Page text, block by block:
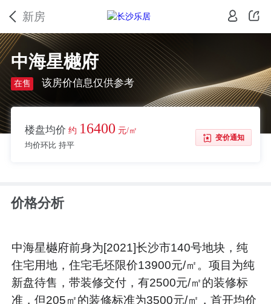
新房
中海星樾府
在售 该房价信息仅供参考
楼盘均价 约 16400 元/㎡
均价环比 持平
变价通知
价格分析
中海星樾府前身为[2021]长沙市140号地块，纯
住宅用地，住宅毛坯限价13900元/㎡。项目为纯
新盘待售，带装修交付，有2500元/㎡的装修标
准，但205㎡的装修标准为3500元/㎡，首开均价